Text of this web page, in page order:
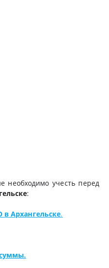
необходимо учесть перед
:
Архангельске.